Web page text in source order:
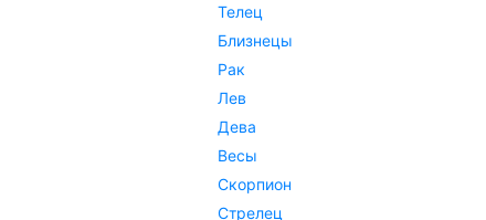
Телец
Близнецы
Рак
Лев
Дева
Весы
Скорпион
Стрелец